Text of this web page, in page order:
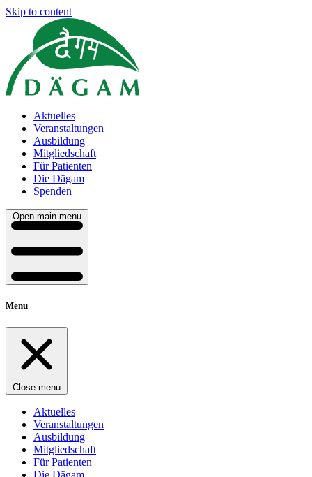
Skip to content
Aktuelles
Veranstaltungen
Ausbildung
Mitgliedschaft
Für Patienten
Die Dägam
Spenden
Open main menu
Menu
Close menu
Aktuelles
Veranstaltungen
Ausbildung
Mitgliedschaft
Für Patienten